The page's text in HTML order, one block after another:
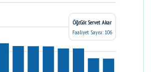
Öğr.Gör. Servet Akar
Faaliyet Sayısı: 106